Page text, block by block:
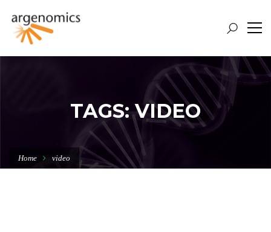
TAGS: VIDEO
Home video